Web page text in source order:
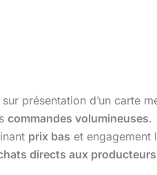
sur présentation d’un carte
commandes volumineuses.
prix bas et engagement
directs aux producteurs